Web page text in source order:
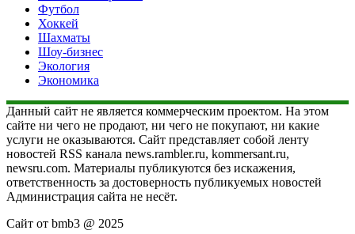
Футбол
Хоккей
Шахматы
Шоу-бизнес
Экология
Экономика
Данный сайт не является коммерческим проектом. На этом
сайте ни чего не продают, ни чего не покупают, ни какие
услуги не оказываются. Сайт представляет собой ленту
новостей RSS канала news.rambler.ru, kommersant.ru,
newsru.com. Материалы публикуются без искажения,
ответственность за достоверность публикуемых новостей
Администрация сайта не несёт.
Сайт от bmb3 @ 2025